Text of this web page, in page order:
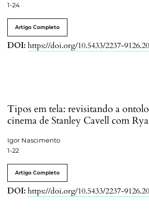
1-24
Artigo Completo
DOI: https://doi.org/10.5433/2237-
Tipos em tela: revisitando a
cinema de Stanley Cavell com
Igor Nascimento
1-22
Artigo Completo
DOI: https://doi.org/10.5433/2237-